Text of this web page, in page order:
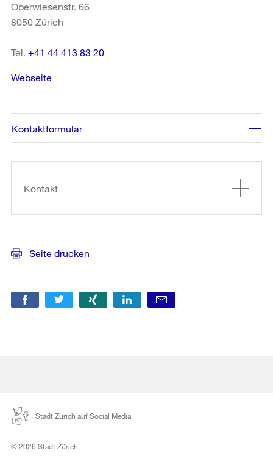
Oberwiesenstr. 66
8050 Zürich
Tel. +41 44 413 83 20
Webseite
Kontaktformular
Informationen
Kontakt
Seite drucken
Stadt Zürich auf Social Media
© 2026 Stadt Zürich